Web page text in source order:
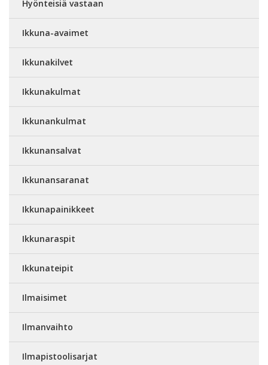
Hyönteisiä vastaan
Ikkuna-avaimet
Ikkunakilvet
Ikkunakulmat
Ikkunankulmat
Ikkunansalvat
Ikkunansaranat
Ikkunapainikkeet
Ikkunaraspit
Ikkunateipit
Ilmaisimet
Ilmanvaihto
Ilmapistoolisarjat